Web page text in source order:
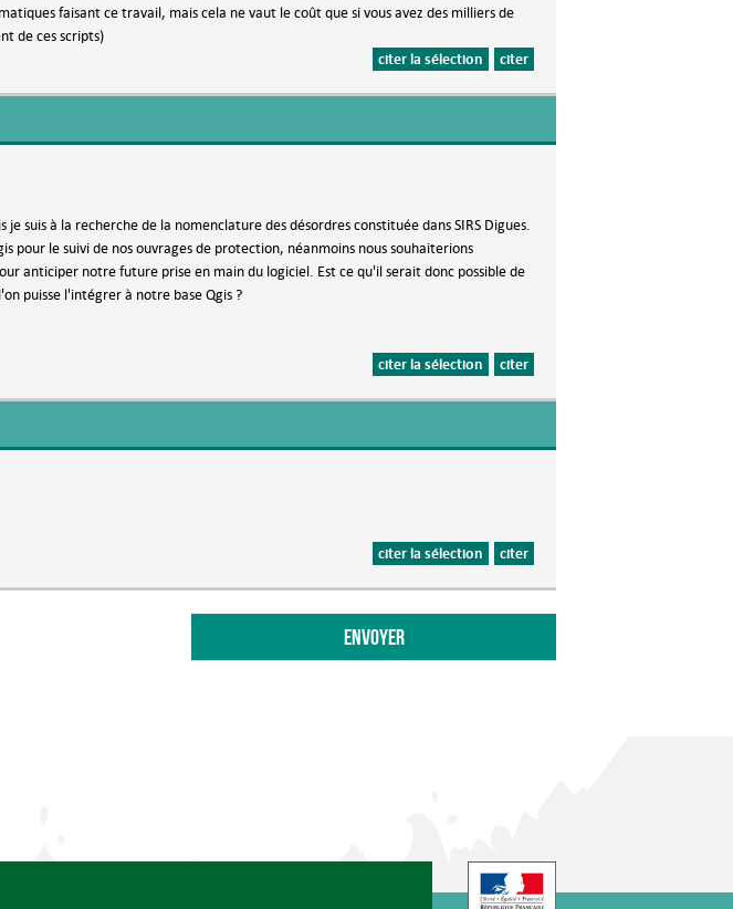
faisant ce travail, mais cela ne vaut le coût que si vous avez des milliers de
de ces scripts)
citer
citer la sélection
suis à la recherche de la nomenclature des désordres constituée dans SIRS Digues.
pour le suivi de nos ouvrages de protection, néanmoins nous souhaiterions
anticiper notre future prise en main du logiciel. Est ce qu'il serait donc possible de
puisse l'intégrer à notre base Qgis ?
citer
citer la sélection
citer
citer la sélection